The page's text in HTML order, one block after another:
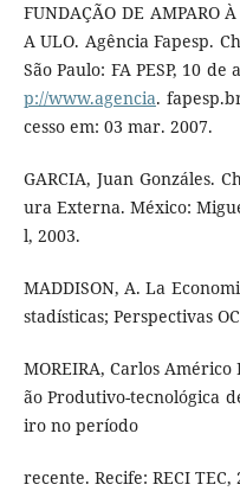
FUNDAÇÃO DE AMPARO
A ULO. Agência Fapesp.
São Paulo: FA PESP, 10
p://www.agencia.
cesso em: 03 mar. 2007.
GARCIA, Juan Gonzáles.
ura Externa. México:
l, 2003.
MADDISON, A. La
stadísticas; Perspectivas
MOREIRA, Carlos
ão Produtivo-tecnológica
iro no período
recente. Recife: RECI TEC,